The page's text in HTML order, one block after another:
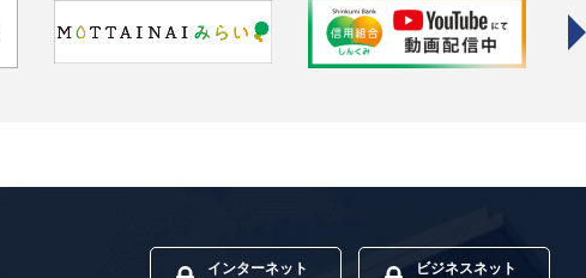
インターネット
ビジネスネット